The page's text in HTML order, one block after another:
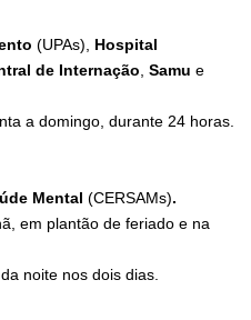
(UPAs), Hospital
de Internação, Samu e
a domingo, durante 24 horas.
Mental (CERSAMs).
em plantão de feriado e na
noite nos dois dias.